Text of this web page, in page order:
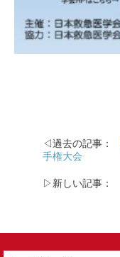
◁過去の記事：
手権大会
▷新しい記事：